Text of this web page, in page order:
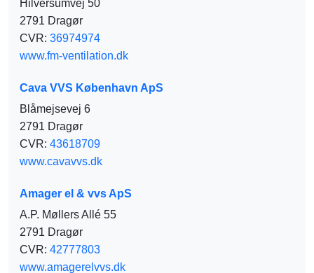
Hilversumvej 50
2791 Dragør
CVR: 36974974
www.fm-ventilation.dk
Cava VVS København ApS
Blåmejsevej 6
2791 Dragør
CVR: 43618709
www.cavavvs.dk
Amager el & vvs ApS
A.P. Møllers Allé 55
2791 Dragør
CVR: 42777803
www.amagerelvvs.dk